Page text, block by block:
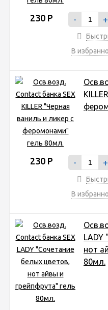
230 Р - +
В
230 Р - +
В
LADY
нот
80мл.